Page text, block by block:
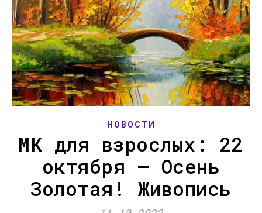
НОВОСТИ
МК для взрослых: 22
октября — Осень
Золотая! Живопись